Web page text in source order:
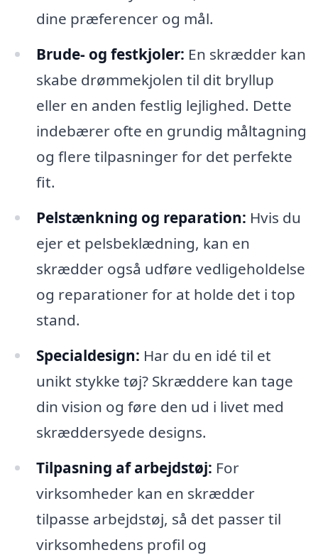
dine præferencer og mål.
Brude- og festkjoler: En skrædder kan
skabe drømmekjolen til dit bryllup
eller en anden festlig lejlighed. Dette
indebærer ofte en grundig måltagning
og flere tilpasninger for det perfekte
fit.
Pelstænkning og reparation: Hvis du
ejer et pelsbeklædning, kan en
skrædder også udføre vedligeholdelse
og reparationer for at holde det i top
stand.
Specialdesign: Har du en idé til et
unikt stykke tøj? Skræddere kan tage
din vision og føre den ud i livet med
skræddersyede designs.
Tilpasning af arbejdstøj: For
virksomheder kan en skrædder
tilpasse arbejdstøj, så det passer til
virksomhedens profil og